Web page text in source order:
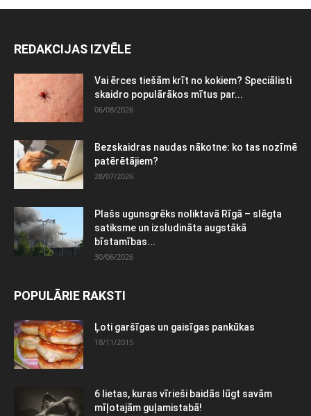
REDAKCIJAS IZVĒLE
Vai ērces tiešām krīt no kokiem? Speciālisti
skaidro populārākos mītus par...
06/08/2026
Bezskaidras naudas nākotne: ko tas nozīmē
patērētājiem?
28/07/2026
Plašs ugunsgrēks noliktavā Rīgā – slēgta
satiksme un izsludināta augstākā
bīstamības...
30/06/2026
POPULĀRIE RAKSTI
Ļoti garšīgas un gaisīgas pankūkas
18/11/2015
6 lietas, kuras vīrieši baidās lūgt savām
mīļotajām guļamistabā!